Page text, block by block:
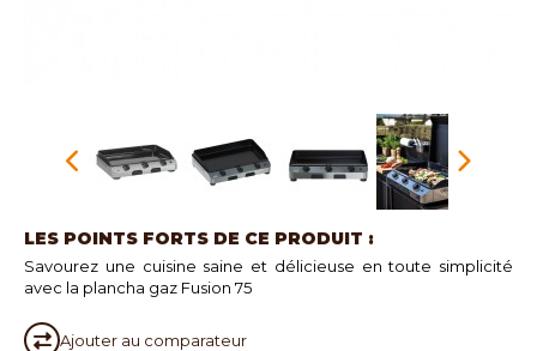
LES POINTS FORTS DE CE PRODUIT :
Savourez une cuisine saine et délicieuse en toute simplicité
avec la plancha gaz Fusion 75
Ajouter au comparateur